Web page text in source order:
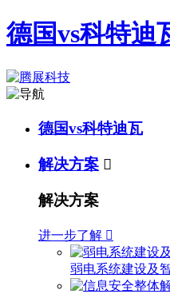
德国vs科特迪
德国vs科特迪瓦
解决方案 
解决方案
进一步了解 
弱电系统建设及